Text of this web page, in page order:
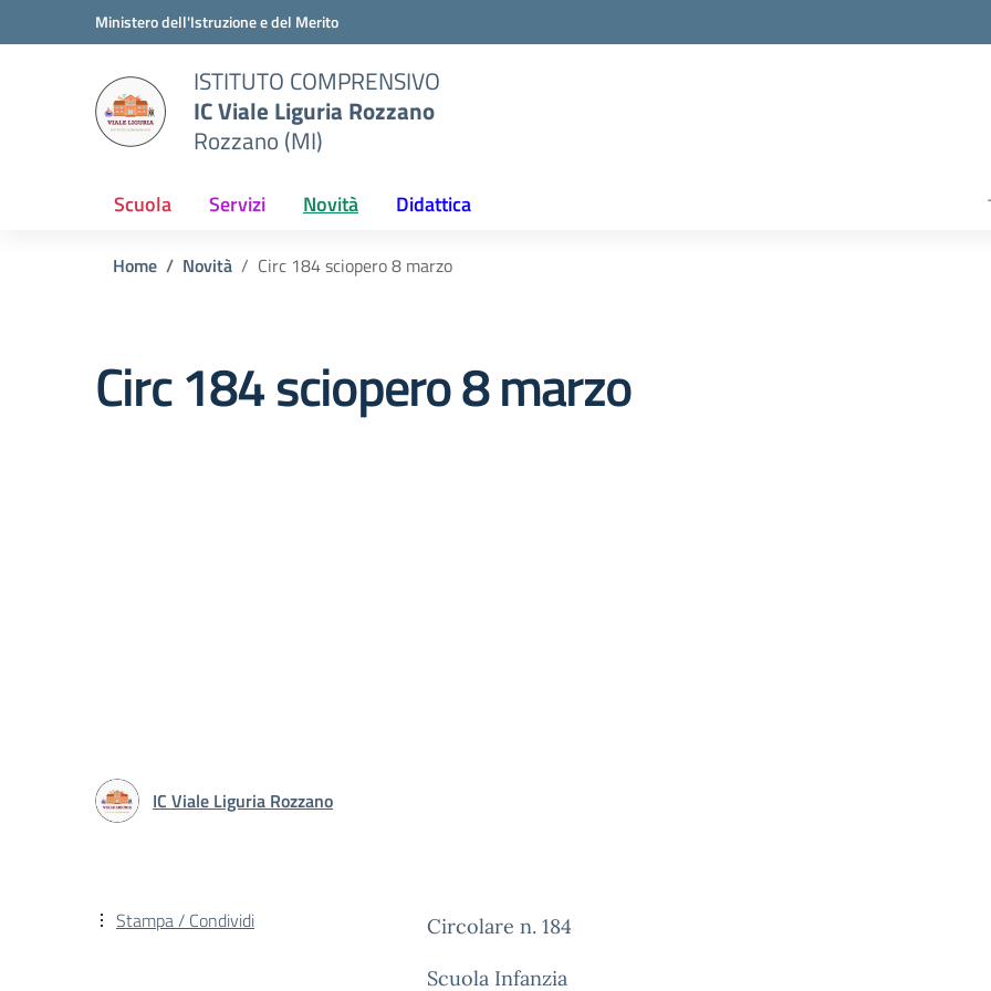
Vai ai contenuti
Vai al menu di navigazioneMinistero dell'Istruzione e del Merito
ISTITUTO COMPRENSIVO
IC Viale Liguria Rozzano
Rozzano (MI)
Scuola Servizi Novità Didattica
Home Novità Circ 184 sciopero 8 marzo
Circ 184 sciopero 8 marzo
IC Viale Liguria Rozzano
Circolare n. 184
Scuola Infanzia
Stampa / Condividi